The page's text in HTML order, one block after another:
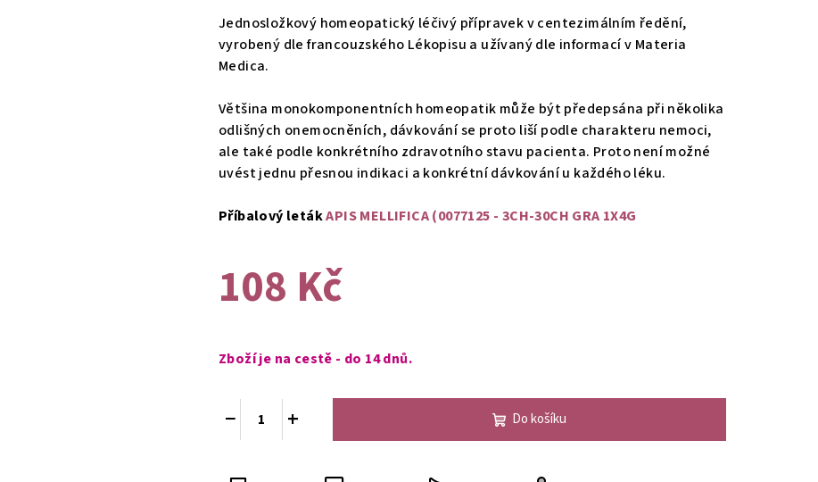
5
hvězdiček.
Jednosložkový homeopatický léčivý přípravek v centezimálním ředění,
vyrobený dle francouzského Lékopisu a užívaný dle informací v Materia
Medica.
Většina monokomponentních homeopatik může být předepsána při několika
odlišných onemocněních, dávkování se proto liší podle charakteru nemoci,
ale také podle konkrétního zdravotního stavu pacienta. Proto není možné
uvést jednu přesnou indikaci a konkrétní dávkování u každého léku.
Příbalový letákAPIS MELLIFICA (0077125 - 3CH-30CH GRA 1X4G
108 Kč
cena:
Zboží je na cestě - do 14 dnů.
+
− Do košíku